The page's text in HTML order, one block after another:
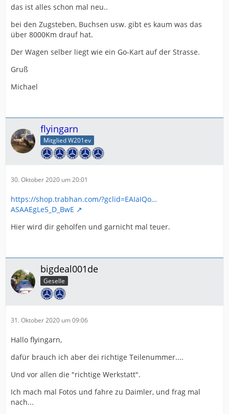
das ist alles schon mal neu..
bei den Zugsteben, Buchsen usw. gibt es kaum was das
über 8000Km drauf hat.
Der Wagen selber liegt wie ein Go-Kart auf der Strasse.
Gruß
Michael
flyingarn
Mitglied W201ev
30. Oktober 2020 um 20:01
https://shop.trabhan.com/?gclid=EAIaIQo…
ASAAEgLe5_D_BwE
Hier wird dir geholfen und garnicht mal teuer.
bigdeal001de
Geselle
31. Oktober 2020 um 09:06
Hallo flyingarn,
dafür brauch ich aber dei richtige Teilenummer....
Und vor allen die "richtige Werkstatt".
Ich mach mal Fotos und fahre zu Daimler, und frag mal
nach...